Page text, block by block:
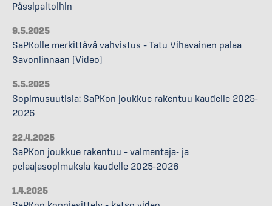
Pässipaitoihin
9.5.2025
SaPKolle merkittävä vahvistus – Tatu Vihavainen palaa
Savonlinnaan (Video)
5.5.2025
Sopimusuutisia: SaPKon joukkue rakentuu kaudelle 2025–
2026
22.4.2025
SaPKon joukkue rakentuu – valmentaja- ja
pelaajasopimuksia kaudelle 2025–2026
1.4.2025